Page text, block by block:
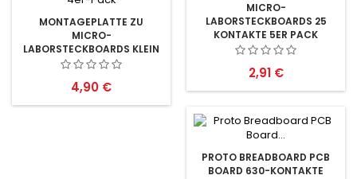
MONTAGEPLATTE ZU
MICRO-
LABORSTECKBOARDS KLEIN
4ER-PACK
Preis
4,90 €
MICRO-
LABORSTECKBOARDS 25
KONTAKTE 5ER PACK
Preis
2,91 €
PROTO BREADBOARD PCB
BOARD 630-KONTAKTE